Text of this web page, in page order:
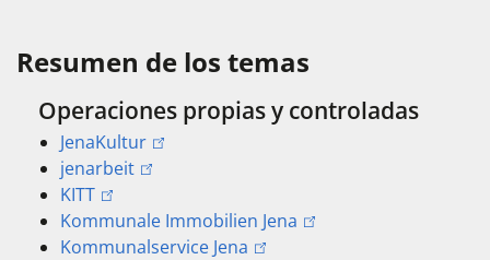
Resumen de los temas
Operaciones propias y controladas
JenaKultur
jenarbeit
KITT
Kommunale Immobilien Jena
Kommunalservice Jena